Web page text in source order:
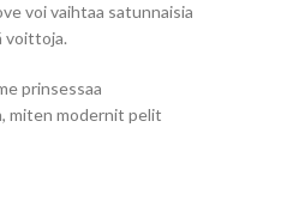
voi vaihtaa satunnaisia
voittoja.
prinsessaa
miten modernit pelit